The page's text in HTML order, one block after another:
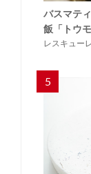
バスマテ
飯「トウ
レスキュー
5